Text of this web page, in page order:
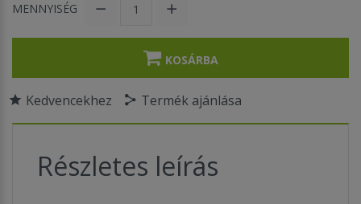
MENNYISÉG
KOSÁRBA
Kedvencekhez Termék ajánlása
Részletes leírás